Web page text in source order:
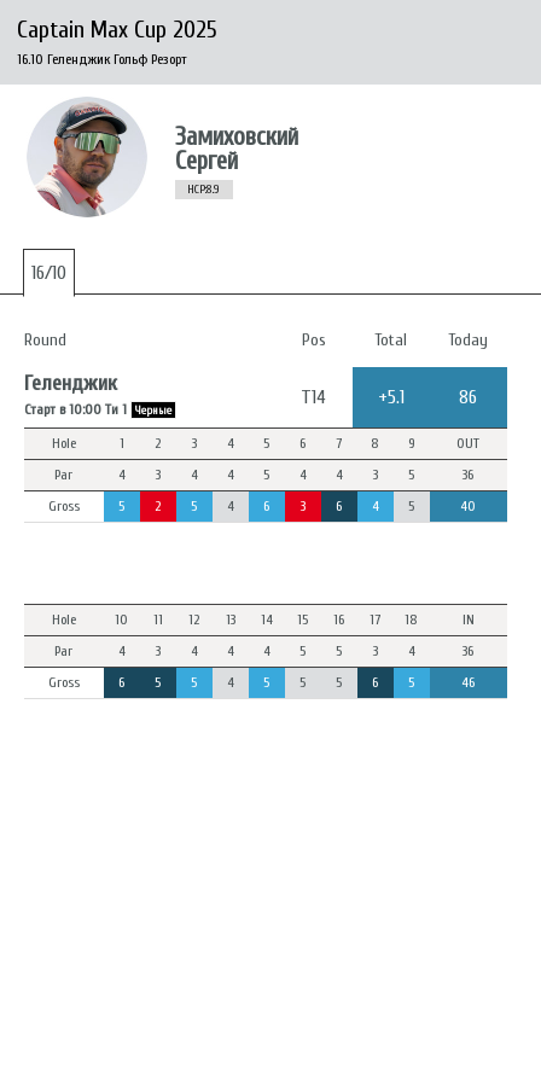
Captain Max Cup 2025
16.10 Геленджик Гольф Резорт
Замиховский
Сергей
HCP:8.9
16/10
Round Pos Total Today
Геленджик
Старт в 10:00 Ти 1 Черные
T14 +5.1 86
Hole 1 2 3 4 5 6 7 8 9
OUT
Par
4 3 4 4 5 4 4 3 5
36
Gross
5 2 5 4 6 3 6 4 5 40
Hole 10 11 12 13 14 15 16 17 18
IN
Par
4 3 4 4 4 5 5 3 4
36
Gross
6 5 5 4 5 5 5 6 5 46